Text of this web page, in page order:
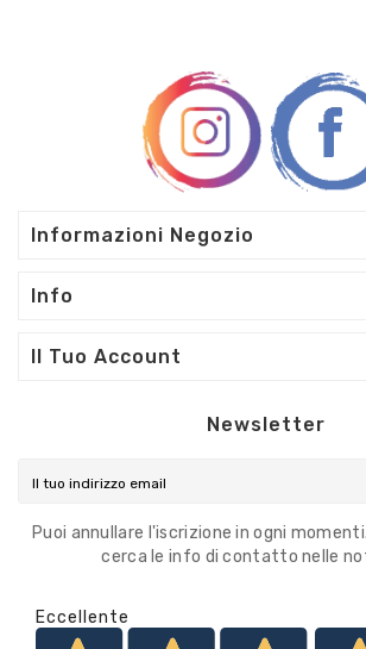
Informazioni Negozio
Info
Il Tuo Account
Newsletter
Puoi annullare l'iscrizione in ogni
cerca le info di contatto nelle
Eccellente